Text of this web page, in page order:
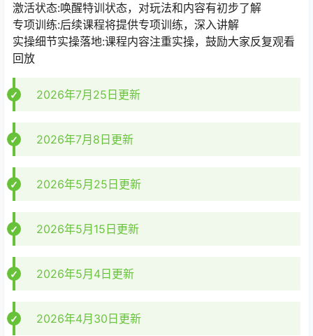
激活状态:唤醒特训状态，对玩法和内容有初步了解
专项训练:后续课程将提供专项训练，深入讲解
实操细节实操落地:课程内容注重实操，鼓励大家反复观看
回放
2026年7月25日更新
2026年7月8日更新
2026年5月25日更新
2026年5月15日更新
2026年5月4日更新
2026年4月30日更新